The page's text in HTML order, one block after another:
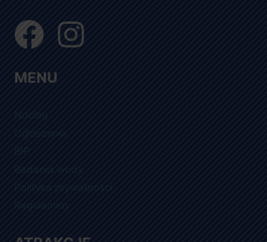
MENU
Nocleg
Ogłoszenia
BIP
Badania wody
Polityka prywatności
Regulaminy